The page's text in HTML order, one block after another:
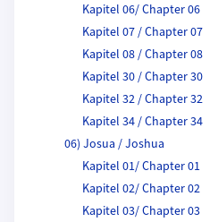
Kapitel 06/ Chapter 06
Kapitel 07 / Chapter 07
Kapitel 08 / Chapter 08
Kapitel 30 / Chapter 30
Kapitel 32 / Chapter 32
Kapitel 34 / Chapter 34
06) Josua / Joshua
Kapitel 01/ Chapter 01
Kapitel 02/ Chapter 02
Kapitel 03/ Chapter 03